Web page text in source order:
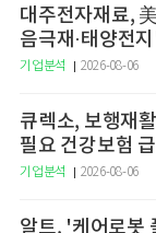
대주전자재료,
음극재·태양전
기업분석 2026-08-06
큐렉소, 보행재
필요 건강보험
기업분석 2026-08-06
알트, '케어로봇